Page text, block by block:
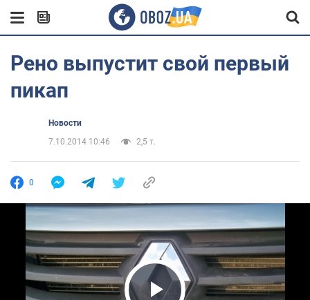
Рено выпустит свой первый
пикап
Новости
7.10.2014 10:46
2,5 т.
0